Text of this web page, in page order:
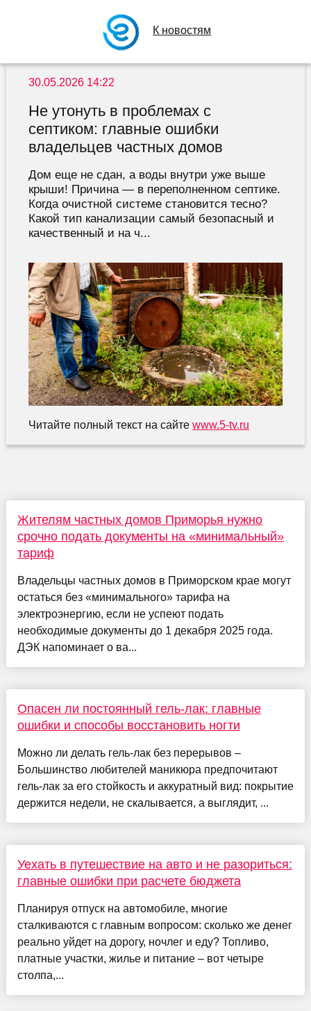
К новостям
30.05.2026 14:22
Не утонуть в проблемах с
септиком: главные ошибки
владельцев частных домов
Дом еще не сдан, а воды внутри уже выше
крыши! Причина — в переполненном септике.
Когда очистной системе становится тесно?
Какой тип канализации самый безопасный и
качественный и на ч...
Читайте полный текст на сайте www.5-tv.ru
Жителям частных домов Приморья нужно
срочно подать документы на «минимальный»
тариф
Владельцы частных домов в Приморском крае могут
остаться без «минимального» тарифа на
электроэнергию, если не успеют подать
необходимые документы до 1 декабря 2025 года.
ДЭК напоминает о ва...
Опасен ли постоянный гель-лак: главные
ошибки и способы восстановить ногти
Можно ли делать гель-лак без перерывов –
Большинство любителей маникюра предпочитают
гель-лак за его стойкость и аккуратный вид: покрытие
держится недели, не скалывается, а выглядит, ...
Уехать в путешествие на авто и не разориться:
главные ошибки при расчете бюджета
Планируя отпуск на автомобиле, многие
сталкиваются с главным вопросом: сколько же денег
реально уйдет на дорогу, ночлег и еду? Топливо,
платные участки, жилье и питание – вот четыре
столпа,...